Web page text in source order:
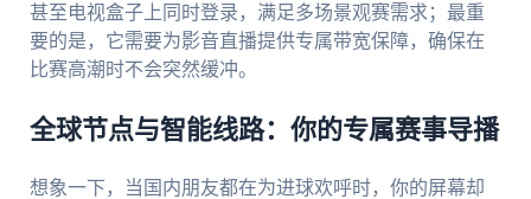
甚至电视盒子上同时登录，满足多场景观赛需求；最重
要的是，它需要为影音直播提供专属带宽保障，确保在
比赛高潮时不会突然缓冲。
全球节点与智能线路：你的专属赛事导播
想象一下，当国内朋友都在为进球欢呼时，你的屏幕却